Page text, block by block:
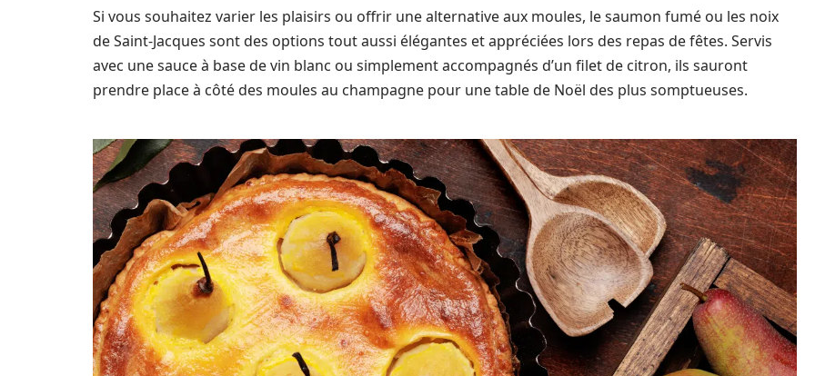
Si vous souhaitez varier les plaisirs ou offrir une alternative aux moules, le saumon fumé ou les noix
de Saint-Jacques sont des options tout aussi élégantes et appréciées lors des repas de fêtes. Servis
avec une sauce à base de vin blanc ou simplement accompagnés d’un filet de citron, ils sauront
prendre place à côté des moules au champagne pour une table de Noël des plus somptueuses.